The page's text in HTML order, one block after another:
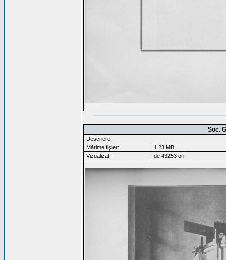
Soc.
Descriere:
Mărime fişier:
1.23 MB
Vizualizat:
de 43253 ori